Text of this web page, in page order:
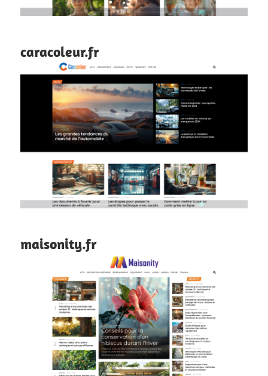
caracoleur.fr
maisonity.fr